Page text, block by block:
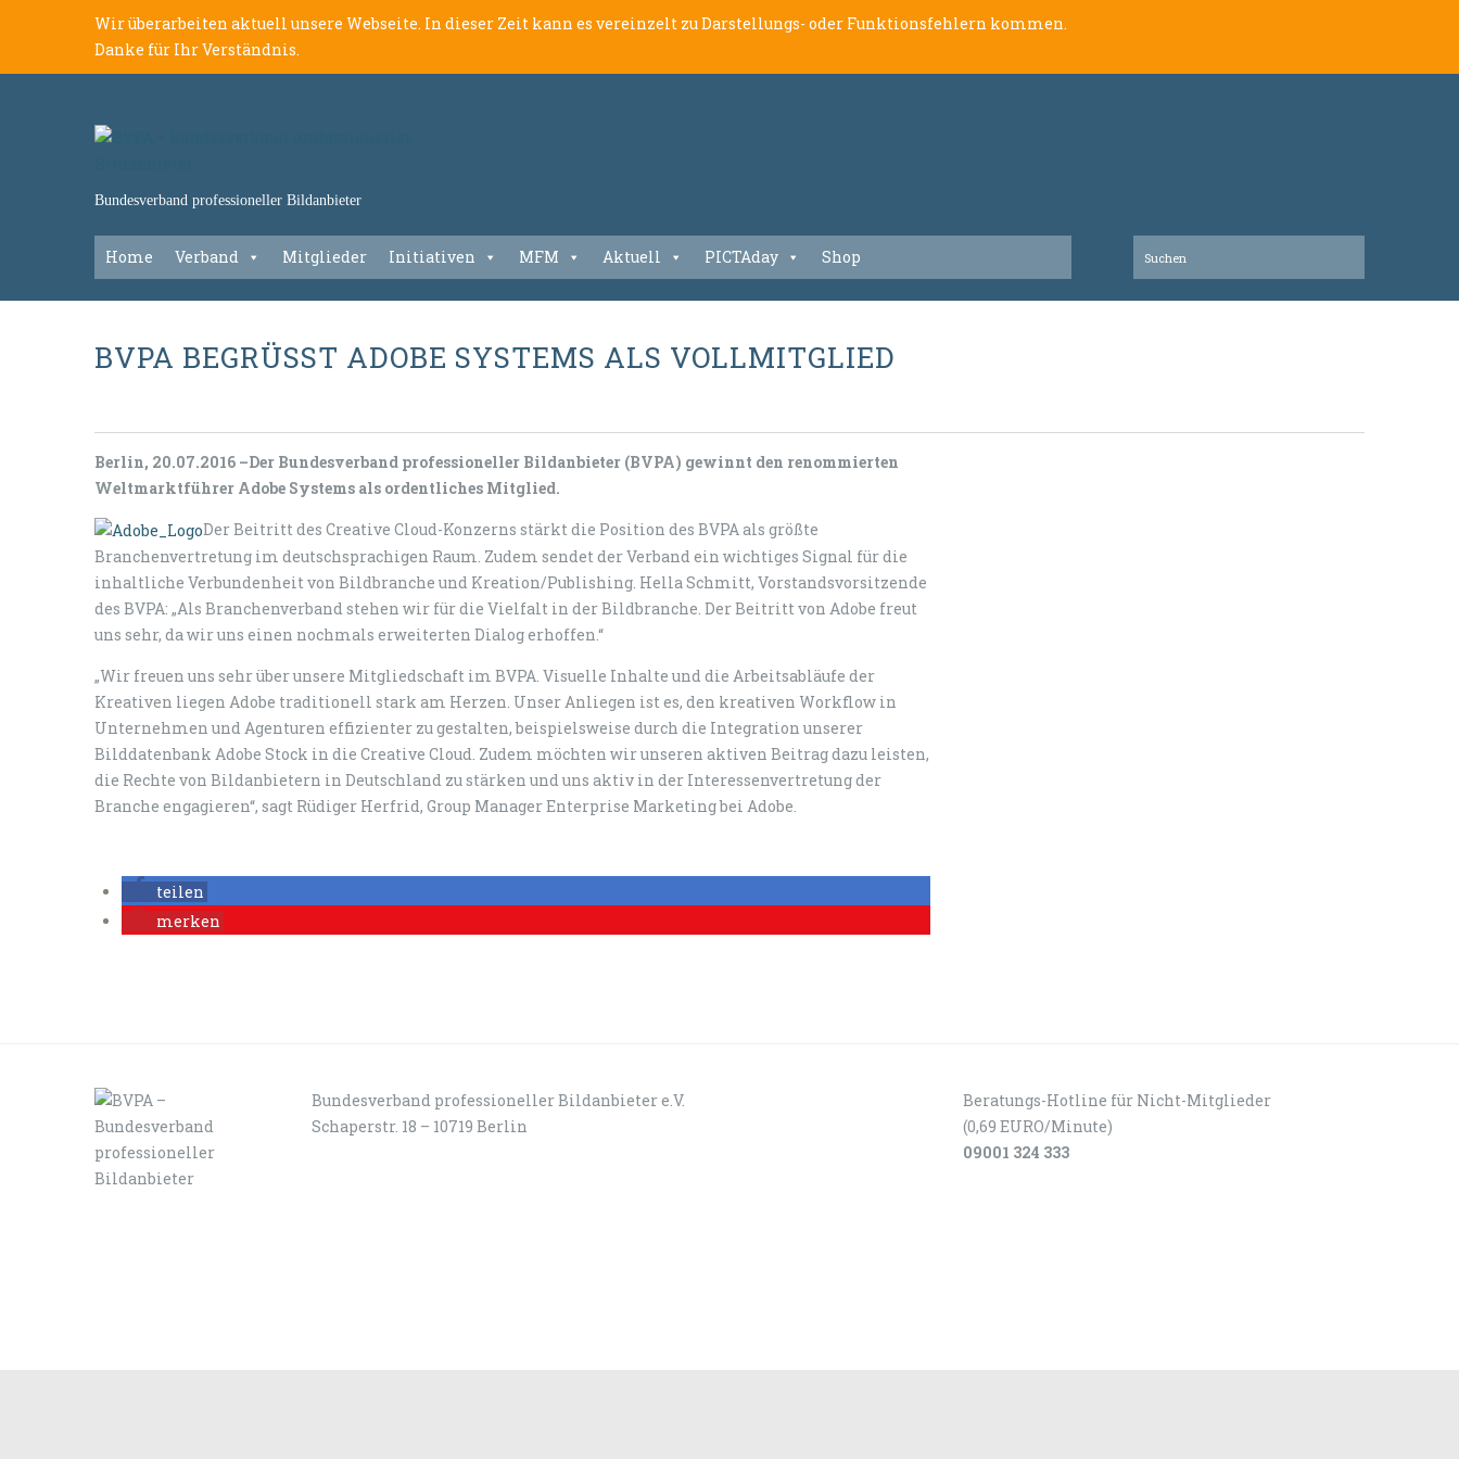
Wir überarbeiten aktuell unsere Webseite. In dieser Zeit kann es vereinzelt zu Darstellungs- oder Funktionsfehlern kommen.
Danke für Ihr Verständnis.
Bundesverband professioneller Bildanbieter
Home Verband Mitglieder Initiativen MFM Aktuell PICTAday Shop
BVPA BEGRÜSST ADOBE SYSTEMS ALS VOLLMITGLIED
Berlin, 20.07.2016 –Der Bundesverband professioneller Bildanbieter (BVPA) gewinnt den renommierten
Weltmarktführer Adobe Systems als ordentliches Mitglied.
Der Beitritt des Creative Cloud-Konzerns stärkt die Position des BVPA als größte
Branchenvertretung im deutschsprachigen Raum. Zudem sendet der Verband ein wichtiges Signal für die
inhaltliche Verbundenheit von Bildbranche und Kreation/Publishing. Hella Schmitt, Vorstandsvorsitzende
des BVPA: „Als Branchenverband stehen wir für die Vielfalt in der Bildbranche. Der Beitritt von Adobe freut
uns sehr, da wir uns einen nochmals erweiterten Dialog erhoffen.“
„Wir freuen uns sehr über unsere Mitgliedschaft im BVPA. Visuelle Inhalte und die Arbeitsabläufe der
Kreativen liegen Adobe traditionell stark am Herzen. Unser Anliegen ist es, den kreativen Workflow in
Unternehmen und Agenturen effizienter zu gestalten, beispielsweise durch die Integration unserer
Bilddatenbank Adobe Stock in die Creative Cloud. Zudem möchten wir unseren aktiven Beitrag dazu leisten,
die Rechte von Bildanbietern in Deutschland zu stärken und uns aktiv in der Interessenvertretung der
Branche engagieren“, sagt Rüdiger Herfrid, Group Manager Enterprise Marketing bei Adobe.
teilen
merken
Bundesverband professioneller Bildanbieter e.V.
Schaperstr. 18 – 10719 Berlin
Beratungs-Hotline für Nicht-Mitglieder
(0,69 EURO/Minute)
09001 324 333